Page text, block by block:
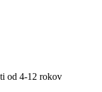
od 4-12 rokov